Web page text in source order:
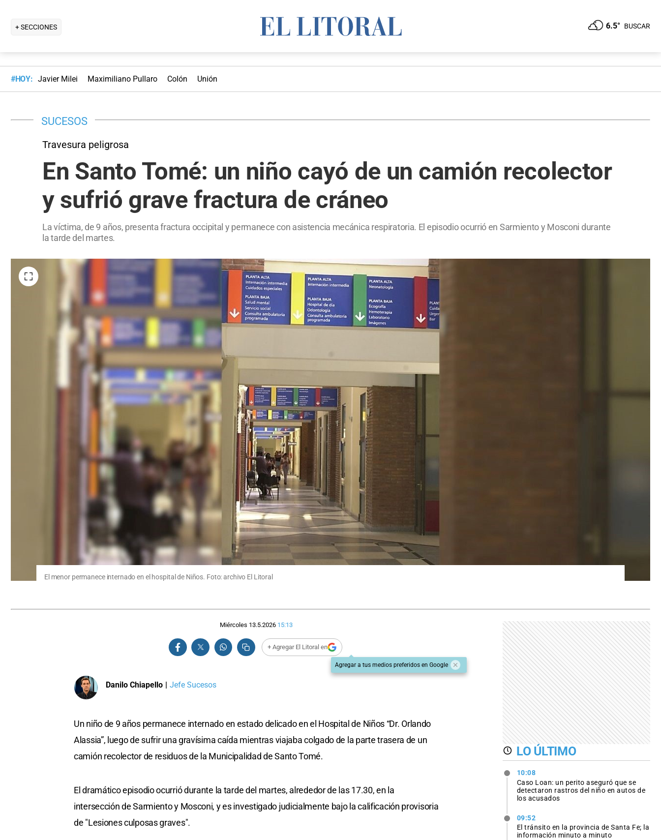
+ SECCIONES 6.5° BUSCAR
#HOY: Javier Milei Maximiliano Pullaro Colón Unión
SUCESOS
Travesura peligrosa
En Santo Tomé: un niño cayó de un camión recolector
y sufrió grave fractura de cráneo
La víctima, de 9 años, presenta fractura occipital y permanece con asistencia mecánica respiratoria. El episodio ocurrió en Sarmiento y Mosconi durante
la tarde del martes.
El menor permanece internado en el hospital de Niños. Foto: archivo El Litoral
Miércoles 13.5.2026 15:13
+ Agregar El Litoral en
Agregar a tus medios preferidos en Google
Danilo Chiapello | Jefe Sucesos
Un niño de 9 años permanece internado en estado delicado en el Hospital de Niños “Dr. Orlando
Alassia”, luego de sufrir una gravísima caída mientras viajaba colgado de la parte trasera de un
camión recolector de residuos de la Municipalidad de Santo Tomé.
El dramático episodio ocurrió durante la tarde del martes, alrededor de las 17.30, en la
intersección de Sarmiento y Mosconi, y es investigado judicialmente bajo la calificación provisoria
de "Lesiones culposas graves".
LO ÚLTIMO
10:08
Caso Loan: un perito aseguró que se
detectaron rastros del niño en autos de
los acusados
09:52
El tránsito en la provincia de Santa Fe; la
información minuto a minuto